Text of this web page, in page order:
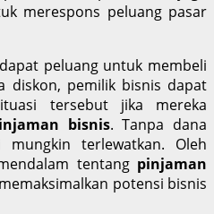
merespons peluang pasar
peluang untuk membeli
diskon, pemilik bisnis dapat
tersebut jika mereka
bisnis. Tanpa dana
terlewatkan. Oleh
tentang pinjaman
potensi bisnis